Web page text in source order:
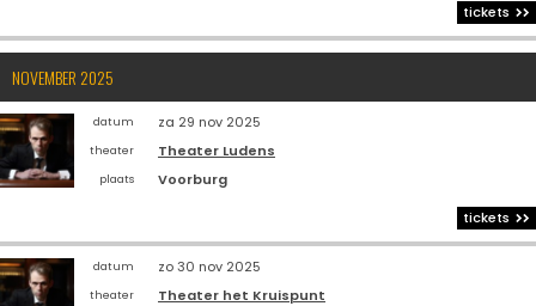
tickets
NOVEMBER 2025
datum za 29 nov 2025
theater Theater Ludens
plaats
Voorburg
tickets
datum zo 30 nov 2025
theater Theater het Kruispunt